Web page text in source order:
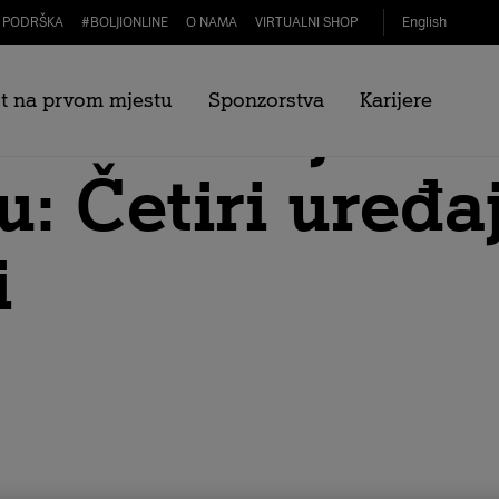
PODRŠKA # BOLJIONLINE O NAMA VIRTUALNI SHOP English
na prvom mjestu Sponzorstva Karijere
i
Četiri